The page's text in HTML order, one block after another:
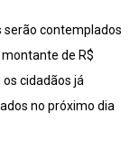
serão contemplados
de R$
cidadãos já
no próximo dia